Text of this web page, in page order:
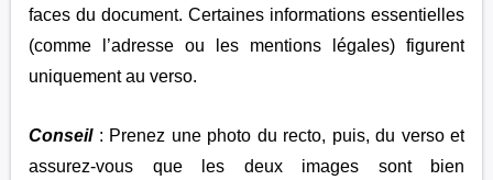
faces du document. Certaines informations essentielles
(comme l’adresse ou les mentions légales) figurent
uniquement au verso.
Conseil : Prenez une photo du recto, puis, du verso et
assurez-vous que les deux images sont bien